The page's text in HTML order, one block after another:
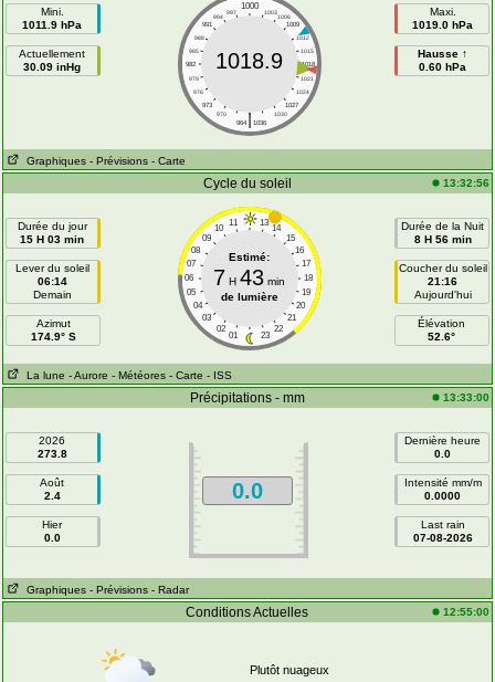
Mini.
1011.9 hPa
Actuellement
30.09 inHg
1000
997 1003
994
1006
991
1009
988
1012
985
1015
982
1018
979
1021
976
1024
973
1027
970
1030
|
964 1036
1018.9
Maxi.
1019.0 hPa
Hausse ↑
0.60 hPa
Graphiques - Prévisions - Carte
Cycle du soleil 13:32:56
Durée du jour
15 H 03 min
Lever du soleil
06:14
Demain
Azimut
174.9° S
11 13
10
14
09
15
08
16
07
17
06
18
05
19
04
20
03
21
02
22
01 23
Estimé:
7 H43 min
de lumière
Durée de la Nuit
8 H 56 min
Coucher du soleil
21:16
Aujourd'hui
Élévation
52.6°
La lune - Aurore - Météores - Carte - ISS
Précipitations - mm 13:33:00
2026
273.8
Août
2.4
Hier
0.0
0.0
Dernière heure
0.0
Intensité mm/m
0.0000
Last rain
07-08-2026
Graphiques - Prévisions - Radar
Conditions Actuelles 12:55:00
Plutôt nuageux